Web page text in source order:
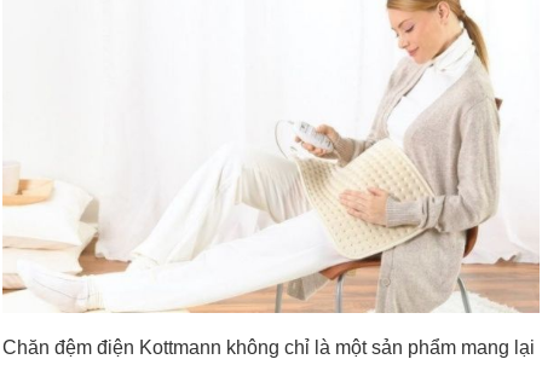
Chăn đệm điện Kottmann không chỉ là một sản phẩm mang lại